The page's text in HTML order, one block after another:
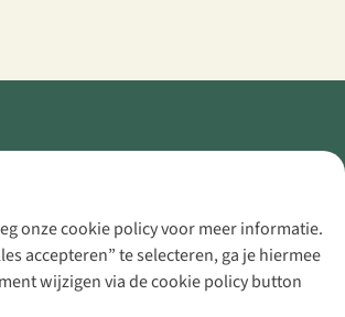
onze cookie policy voor meer informatie.
accepteren” te selecteren, ga je hiermee
wijzigen via de cookie policy button